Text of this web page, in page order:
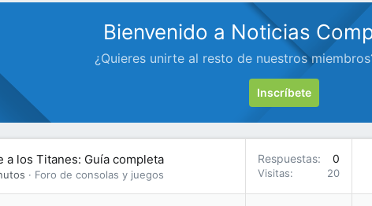
Bienvenido a Noticias
¿Quieres unirte al resto de nuestros
Inscríbete
a los Titanes: Guía completa
Foro de consolas y juegos
Respuestas 0
Visitas 20